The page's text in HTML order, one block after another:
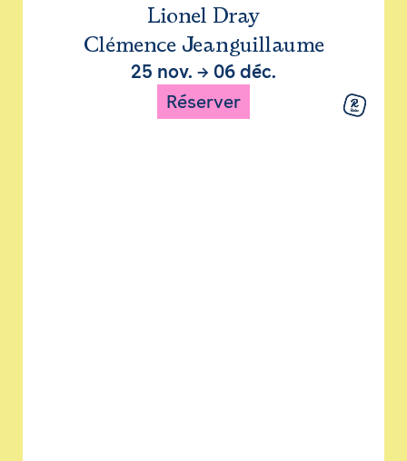
Lionel Dray
Clémence Jeanguillaume
25 nov. → 06 déc.
Réserver